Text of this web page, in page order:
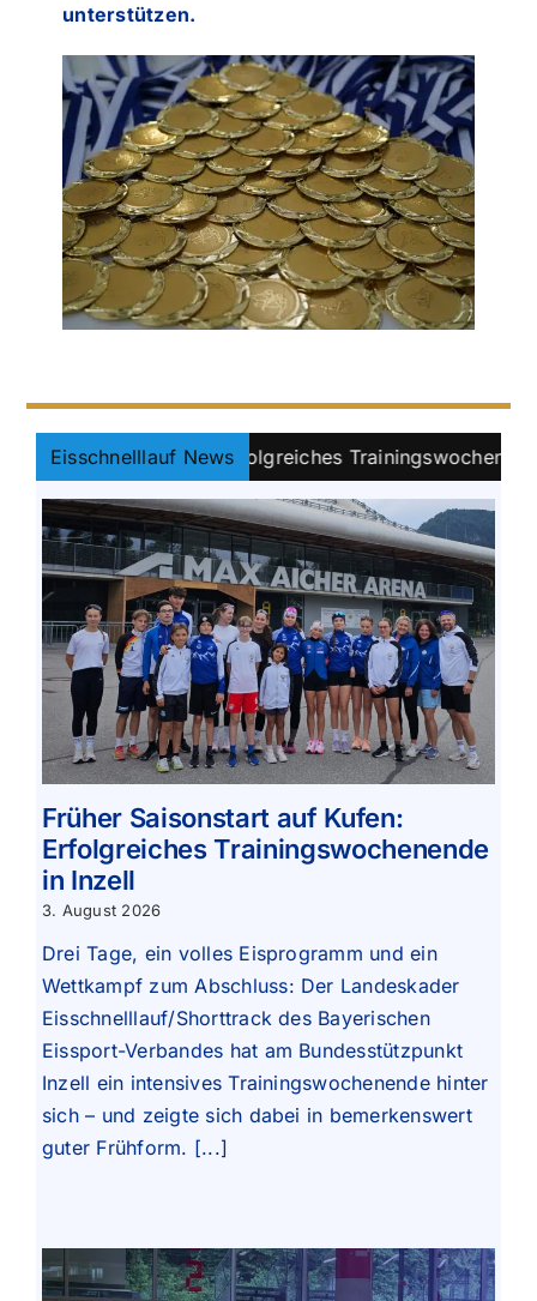
unterstützen.
Eisschnelllauf News
auf Kufen: Erfolgreiches Trainingswochenende in
Früher Saisonstart auf Kufen:
Erfolgreiches Trainingswochenende
in Inzell
3. August 2026
Drei Tage, ein volles Eisprogramm und ein
Wettkampf zum Abschluss: Der Landeskader
Eisschnelllauf/Shorttrack des Bayerischen
Eissport-Verbandes hat am Bundesstützpunkt
Inzell ein intensives Trainingswochenende hinter
sich – und zeigte sich dabei in bemerkenswert
guter Frühform. [...]